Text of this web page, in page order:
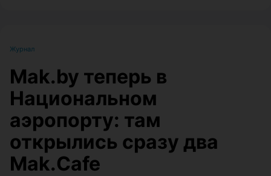
Журнал
Mak.by теперь в
Национальном
аэропорту: там
открылись сразу два
Mak.Cafe